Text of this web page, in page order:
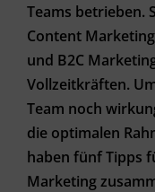
Teams betrieben.
Content
und B2C
Vollzeitkräften.
Team noch
die optimalen
haben fünf Tipps
Marketing